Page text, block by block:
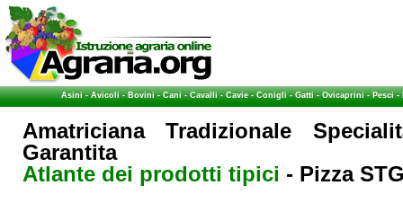
Asini-Avicoli-Bovini-Cani-Cavalli-Cavie-Conigli-Gatti-Ovicaprini-Pesci-
Amatriciana Tradizionale
Garantita
Atlante dei prodotti tipici - Pizza